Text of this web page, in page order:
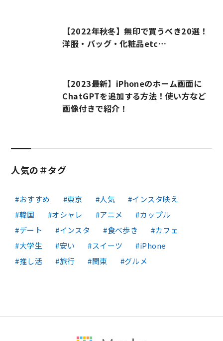
【2022年秋冬】無印で買うべき20選！
洋服・バッグ・化粧品etc…
【2023最新】iPhoneのホーム画面に
ChatGPTを追加する方法！使い方など
画像付きで紹介！
人気の＃タグ
おすすめ 東京 人気
インスタ映え
韓国
オシャレ アニメ
カップル
デート
インスタ 食べ歩き
カフェ
大学生
安い スイーツ
iPhone
推し活
旅行 関東 グルメ